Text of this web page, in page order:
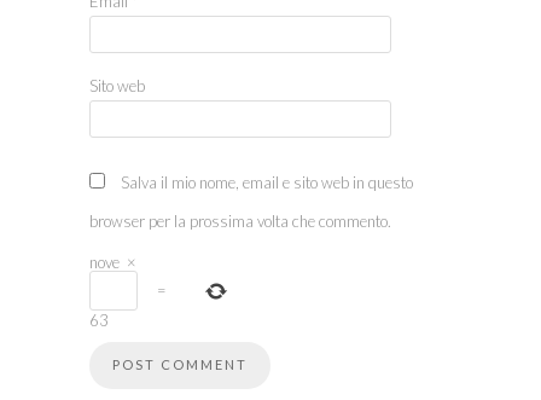
Sito web
Salva il mio nome, email e sito web in questo
browser per la prossima volta che commento.
nove ×
=
63